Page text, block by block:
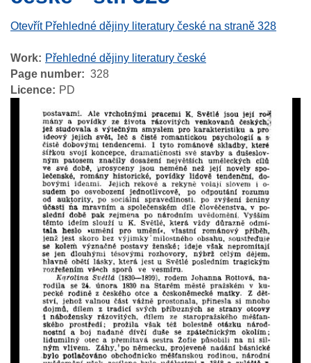
Otevřít Přehledné dějiny literatury české na straně 328
Work
Přehledné dějiny literatury české
Page number
328
Licence
PD